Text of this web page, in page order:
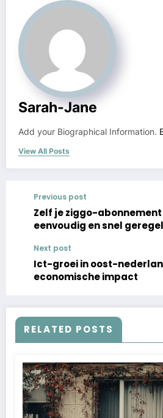
Sarah-Jane
Add your Biographical Information.
View All Posts
Previous post
Zelf je ziggo-
eenvoudig en snel
Next post
Ict-groei in oost-
economische impact
RELATED POSTS